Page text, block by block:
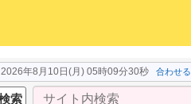
2026年8月10日(月) 05時09分32秒 合わせる